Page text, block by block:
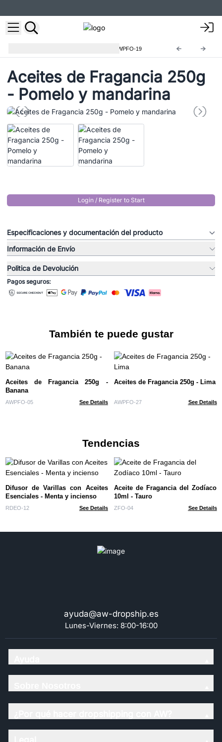
AWPFO-19
Aceites de Fragancia 250g
- Pomelo y mandarina
Login / Register to Start
Especificaciones y documentación del producto
Información de Envío
Politica de Devolución
Pagos seguros:
También te puede gustar
Aceites de Fragancia 250g -
Banana
AWPFO-05 See Details
Aceites de Fragancia 250g - Lima
AWPFO-27 See Details
Tendencias
Difusor de Varillas con Aceites
Esenciales - Menta y incienso
RDEO-12 See Details
Aceite de Fragancia del Zodíaco
10ml - Tauro
ZFO-04 See Details
ayuda@aw-dropship.es
Lunes-Viernes: 8:00-16:00